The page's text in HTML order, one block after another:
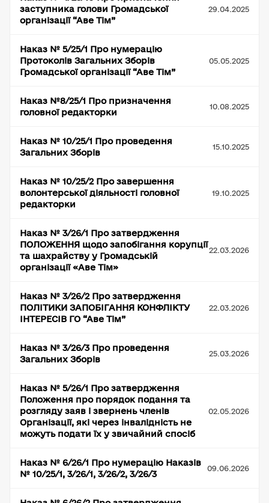
заступника голови Громадської
організації “Аве Тім”
29.04.2025
Наказ № 5/25/1 Про нумерацію
Протоколів Загальних Зборів
Громадської організації “Аве Тім”
05.05.2025
Наказ №8/25/1 Про призначення
головної редакторки
10.08.2025
Наказ № 10/25/1 Про проведення
Загальних Зборів
15.10.2025
Наказ № 10/25/2 Про завершення
волонтерської діяльності головної
редакторки
19.10.2025
Наказ № 3/26/1 Про затвердження
ПОЛОЖЕННЯ щодо запобігання корупції
та шахрайству у Громадській
організації «Аве Тім»
22.03.2026
Наказ № 3/26/2 Про затвердження
ПОЛІТИКИ ЗАПОБІГАННЯ КОНФЛІКТУ
ІНТЕРЕСІВ ГО “Аве Тім”
22.03.2026
Наказ № 3/26/3 Про проведення
Загальних Зборів
25.03.2026
Наказ № 5/26/1 Про затвердження
Положення про порядок подання та
розгляду заяв і звернень членів
Організації, які через інвалідність не
можуть подати їх у звичайний спосіб
02.05.2026
Наказ № 6/26/1 Про нумерацію Наказів
№ 10/25/1, 3/26/1, 3/26/2, 3/26/3
09.06.2026